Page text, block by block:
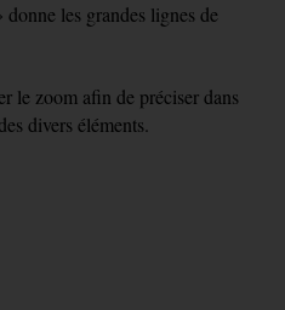
les grandes lignes de
le zoom afin de préciser dans
divers éléments.